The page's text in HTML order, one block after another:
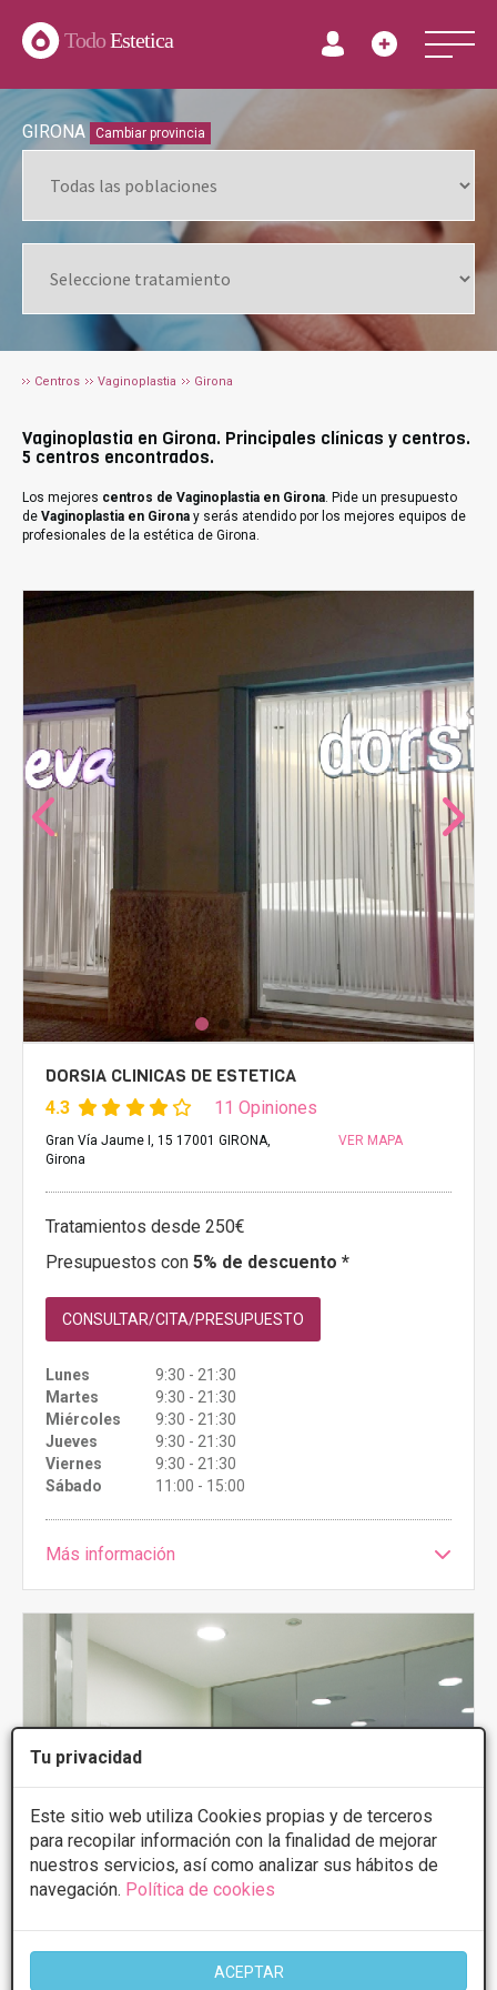
Tu privacidad
Este sitio web utiliza Cookies propias y de terceros
para recopilar información con la finalidad de mejorar
nuestros servicios, así como analizar sus hábitos de
navegación. Política de cookies
ACEPTAR
TodoEstetica
GIRONA Cambiar provincia
Centros Vaginoplastia Girona
Vaginoplastia en Girona. Principales clínicas y centros.
5 centros encontrados.
Los mejores centros de Vaginoplastia en Girona. Pide un presupuesto
de Vaginoplastia en Girona y serás atendido por los mejores equipos de
profesionales de la estética de Girona.
DORSIA CLINICAS DE ESTETICA
4.3 11 Opiniones
Gran Vía Jaume I, 15 17001 GIRONA,
Girona
VER MAPA
Tratamientos desde 250€
Presupuestos con 5% de descuento *
CONSULTAR/CITA/PRESUPUESTO
Lunes
9:30 - 21:30
Martes
9:30 - 21:30
Miércoles
9:30 - 21:30
Jueves
9:30 - 21:30
Viernes
9:30 - 21:30
Sábado
11:00 - 15:00
Más información